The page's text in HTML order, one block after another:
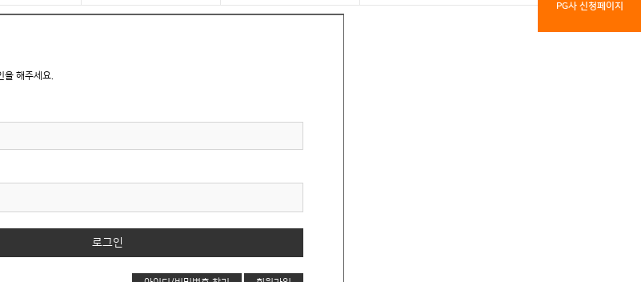
을 해주세요.
PG사 신청페이지